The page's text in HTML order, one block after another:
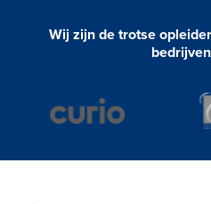
Wij zijn de trotse